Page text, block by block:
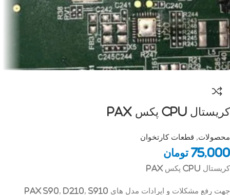
کریستال CPU پکس Pax
محصولات قطعات کارتخوان
75,000 تومان
کریستال CPU پکس Pax
جهت رفع مشکلات و ایرادات مدل های PAX S90, D210, S910